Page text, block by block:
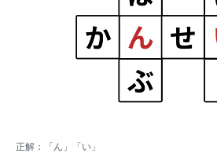
正解：「ん」「い」